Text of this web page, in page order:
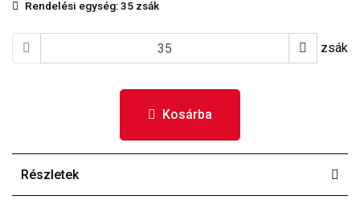
Rendelési egység:35 zsák
zsák
Kosárba
Részletek